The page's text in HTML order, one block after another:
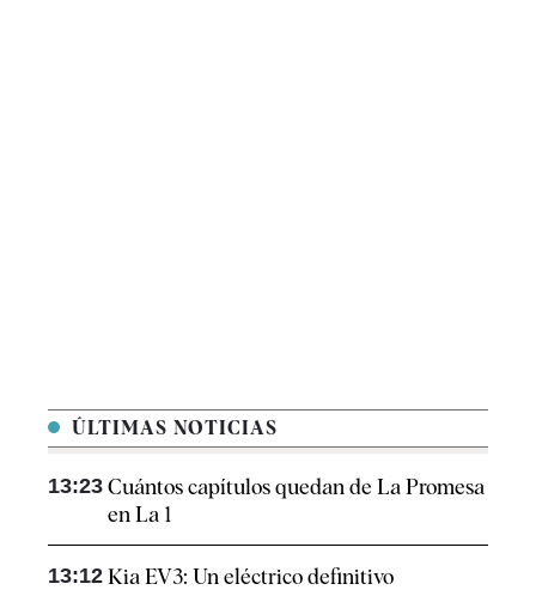
ÚLTIMAS NOTICIAS
13:23 Cuántos capítulos quedan de La Promesa
en La 1
13:12 Kia EV3: Un eléctrico definitivo